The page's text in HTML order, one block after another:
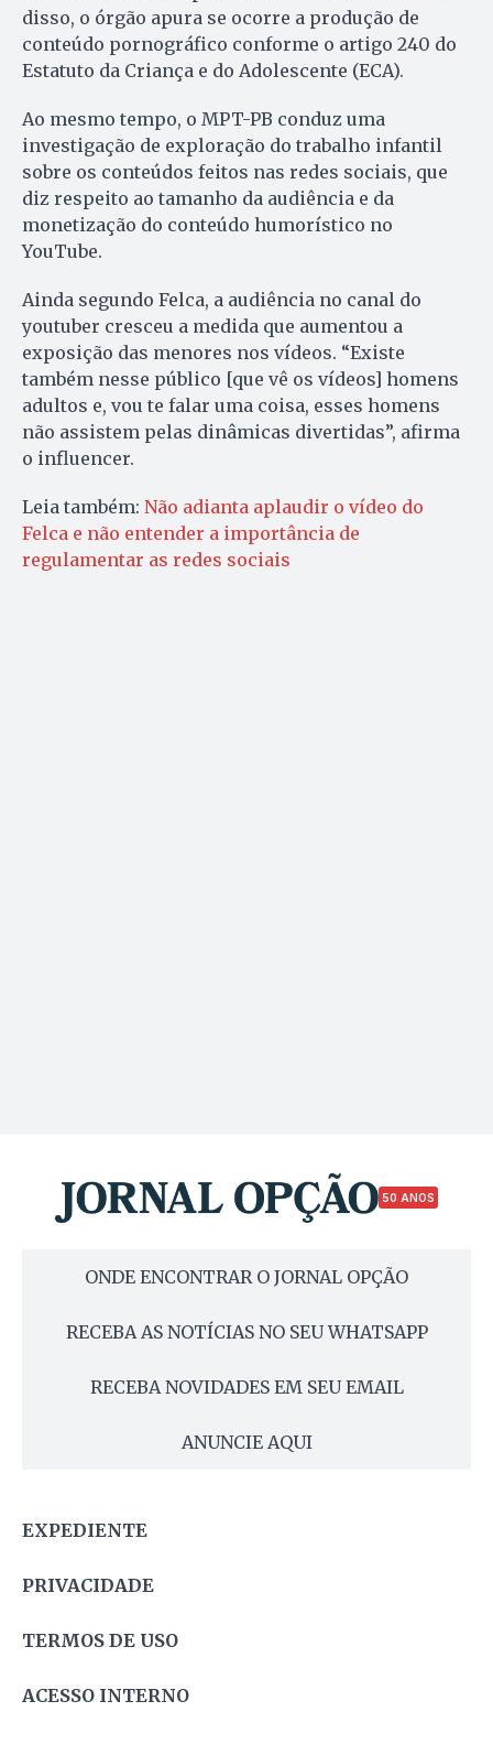
disso, o órgão apura se ocorre a produção de
conteúdo pornográfico conforme o artigo 240 do
Estatuto da Criança e do Adolescente (ECA).
Ao mesmo tempo, o MPT-PB conduz uma
investigação de exploração do trabalho infantil
sobre os conteúdos feitos nas redes sociais, que
diz respeito ao tamanho da audiência e da
monetização do conteúdo humorístico no
YouTube.
Ainda segundo Felca, a audiência no canal do
youtuber cresceu a medida que aumentou a
exposição das menores nos vídeos. “Existe
também nesse público [que vê os vídeos] homens
adultos e, vou te falar uma coisa, esses homens
não assistem pelas dinâmicas divertidas”, afirma
o influencer.
Leia também: Não adianta aplaudir o vídeo do
Felca e não entender a importância de
regulamentar as redes sociais
50 ANOS
ONDE ENCONTRAR O JORNAL OPÇÃO
RECEBA AS NOTÍCIAS NO SEU WHATSAPP
RECEBA NOVIDADES EM SEU EMAIL
ANUNCIE AQUI
EXPEDIENTE
PRIVACIDADE
TERMOS DE USO
ACESSO INTERNO